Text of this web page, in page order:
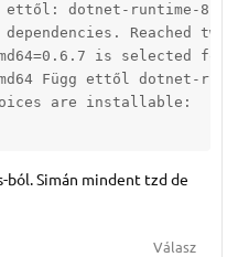
dotnet-runtime-8.0
Reached
is selected for
Függ ettől dotnet-
are installable:
ból. Simán mindent tzd de
Válasz